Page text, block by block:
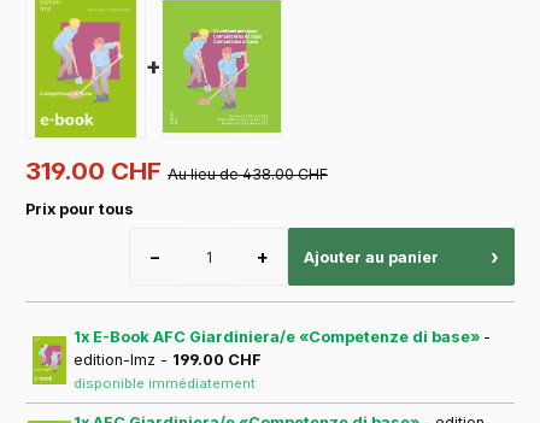
+
319.00 CHF Au lieu de 438.00 CHF
Prix pour tous
− + Ajouter au panier ›
1x E-Book AFC Giardiniera/e «Competenze di base» -
edition-lmz - 199.00 CHF
disponible immédiatement